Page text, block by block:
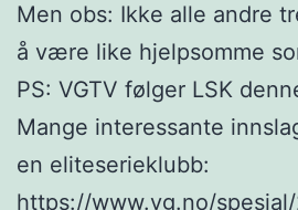
Men obs: Ikke alle andre
å være like hjelpsomme
PS: VGTV følger LSK
Mange interessante
en eliteserieklubb:
https://www.vg.no/